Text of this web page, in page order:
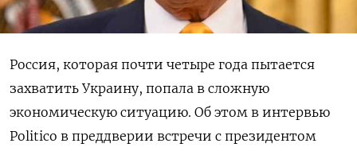
Россия, которая почти четыре года пытается
захватить Украину, попала в сложную
экономическую ситуацию. Об этом в интервью
Politico в преддверии встречи с президентом